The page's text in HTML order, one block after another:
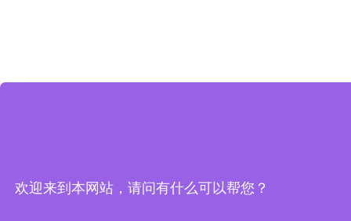
欢迎来到本网站，请问有什么可以帮您？